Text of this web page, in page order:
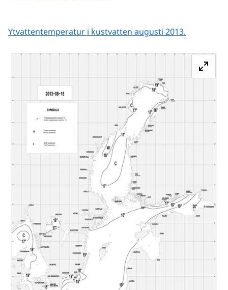
Ytvattentemperatur i kustvatten augusti 2013.